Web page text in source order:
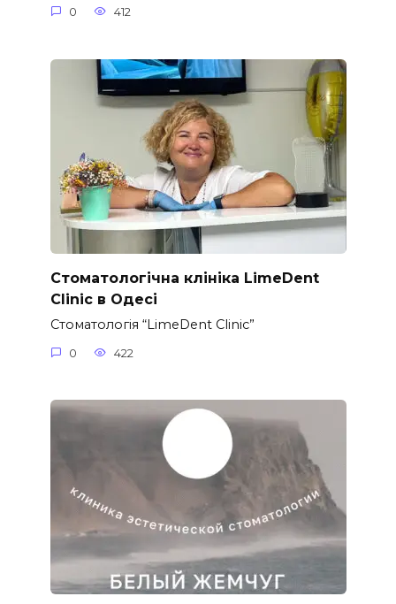
0 412
Стоматологічна клініка LimeDent
Clinic в Одесі
Стоматологія “LimeDent Clinic”
0 422